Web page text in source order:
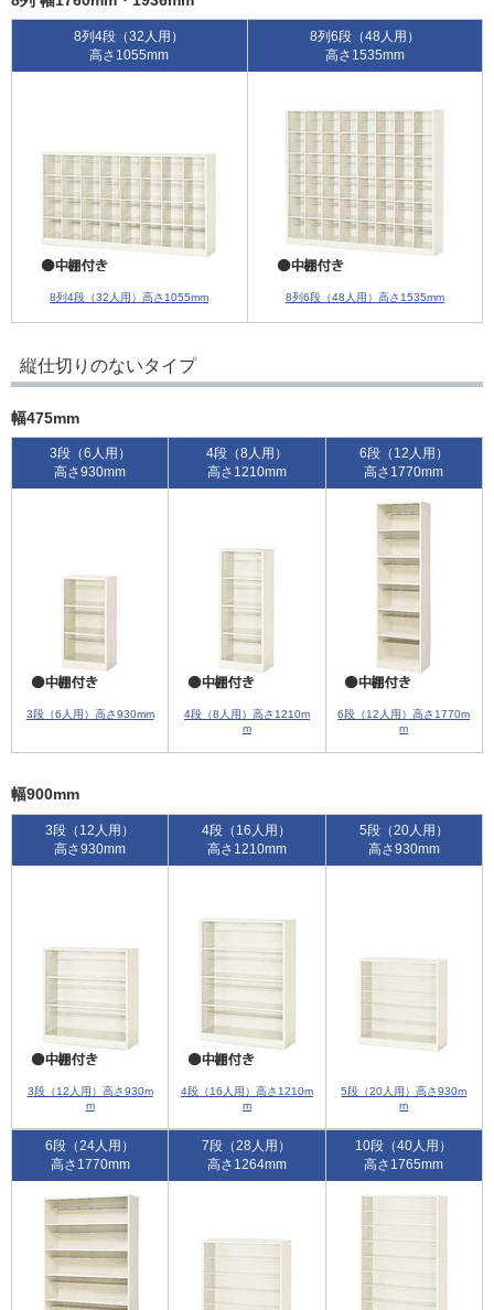
8列4段（32人用）
高さ1055mm
8列4段（32人用）高さ1055mm
8列6段（48人用）
高さ1535mm
8列6段（48人用）高さ1535mm
縦仕切りのないタイプ
幅475mm
3段（6人用）
高さ930mm
3段（6人用）高さ930mm
4段（8人用）
高さ1210mm
4段（8人用）高さ1210m
m
6段（12人用）
高さ1770mm
6段（12人用）高さ1770m
m
幅900mm
3段（12人用）
高さ930mm
3段（12人用）高さ930m
m
4段（16人用）
高さ1210mm
4段（16人用）高さ1210m
m
5段（20人用）
高さ930mm
5段（20人用）高さ930m
m
6段（24人用）
高さ1770mm
7段（28人用）
高さ1264mm
10段（40人用）
高さ1765mm